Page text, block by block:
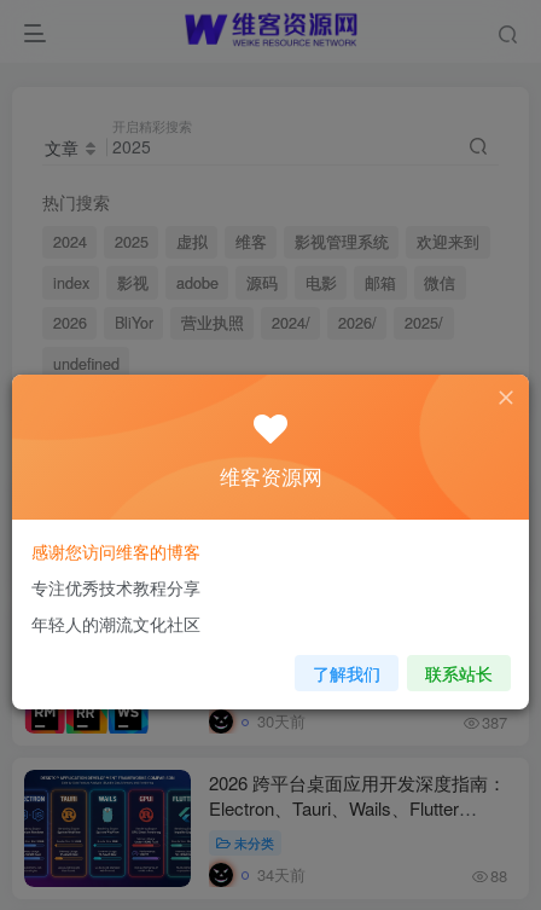
文章
开启精彩搜索
热门搜索
2024 2025 虚拟 维客 影视管理系统
欢迎来到
index
影视 adobe 源码 电影 邮箱
微信
2026
BliYor 营业执照 2024/ 2026/
2025/
undefined
排序 最新 热门 点赞
综合教程 # JetBrains # 激活教程
30天前 387
2026 跨平台桌面应用开发深度指南：
Electron、Tauri、Wails、Flutter
Desktop 等全面对比
未分类
34天前 88
维客资源网
感谢您访问维客的博客
专注优秀技术教程分享
年轻人的潮流文化社区
了解我们 联系站长